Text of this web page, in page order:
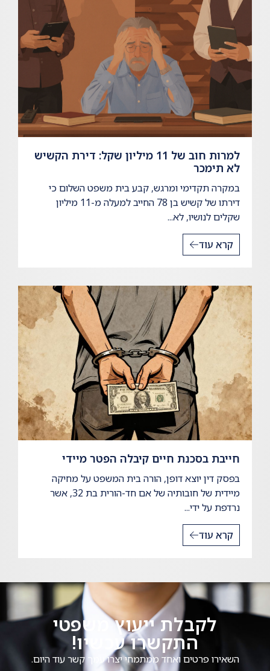
למרות חוב של 11 מיליון שקל: דירת הקשיש
לא תימכר
במקרה תקדימי ומרגש, קבע בית משפט השלום כי
דירתו של קשיש בן 78 החייב למעלה מ-11 מיליון
שקלים לנושיו, לא...
קרא עוד
חייבת בסכנת חיים קיבלה הפטר מיידי
בפסק דין יוצא דופן, הורה בית המשפט על מחיקה
מיידית של חובותיה של אם חד-הורית בת 32, אשר
נרדפת על ידי...
קרא עוד
לקבלת ייעוץ משפטי
התקשרו עכשיו!
השאירו פרטים ואחד ממתמחי יצרו עמך קשר עוד היום.